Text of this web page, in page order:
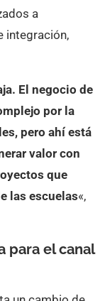
a
integración,
El negocio de
por la
pero ahí está
valor con
que
las escuelas«,
para el canal